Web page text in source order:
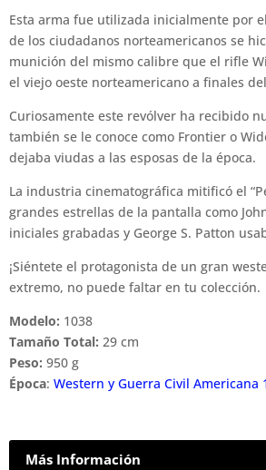
Esta arma fue utilizada inicialmente por
de los ciudadanos norteamericanos se
munición del mismo calibre que el rifle
el viejo oeste norteamericano a finales
Curiosamente este revólver ha recibido
también se le conoce como Frontier o
dejaba viudas a las esposas de la época.
La industria cinematográfica mitificó el
grandes estrellas de la pantalla como
iniciales grabadas y George S. Patton
¡Siéntete el protagonista de un gran
extremo, no puede faltar en tu colección.
Modelo: 1038
Tamaño Total: 29 cm
Peso: 950 g
Época:Western y Guerra Civil Americana
Más Información